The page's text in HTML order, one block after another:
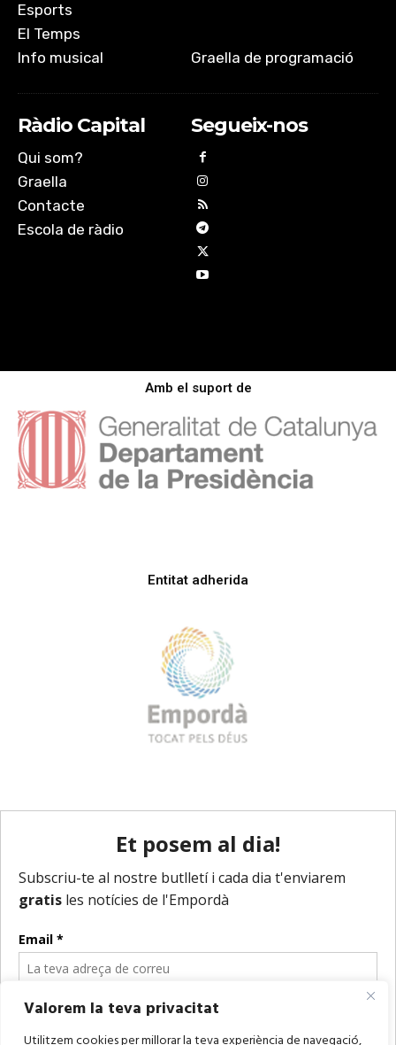
Valorem la teva privacitat
Esports
El Temps
Info musical
Graella de programació
Ràdio Capital
Qui som?
Graella
Contacte
Escola de ràdio
Segueix-nos
Amb el suport de
Entitat adherida